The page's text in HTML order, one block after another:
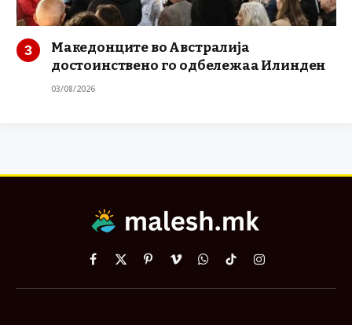
Македонците во Австралија
достоинствено го одбележаа Илинден
03/08/2026
Facebook
X
PinterestVimeoWhatsApp
TikTokInstagram